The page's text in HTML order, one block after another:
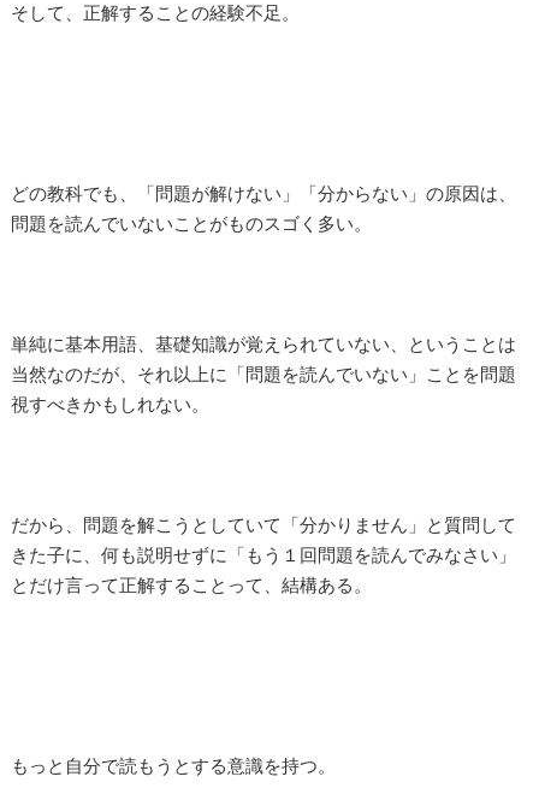
そして、正解することの経験不足。
どの教科でも、「問題が解けない」「分からない」の原因は、
問題を読んでいないことがものスゴく多い。
単純に基本用語、基礎知識が覚えられていない、ということは
当然なのだが、それ以上に「問題を読んでいない」ことを問題
視すべきかもしれない。
だから、問題を解こうとしていて「分かりません」と質問して
きた子に、何も説明せずに「もう１回問題を読んでみなさい」
とだけ言って正解することって、結構ある。
もっと自分で読もうとする意識を持つ。